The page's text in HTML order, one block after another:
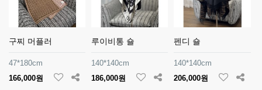
구찌 머플러
47*180cm
166,000원
루이비통 숄
140*140cm
186,000원
펜디 숄
140*140cm
206,000원